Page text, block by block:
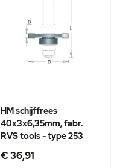
HM schijffrees
40x3x6,35mm, fabr.
RVS tools - type 253
€ 36,91